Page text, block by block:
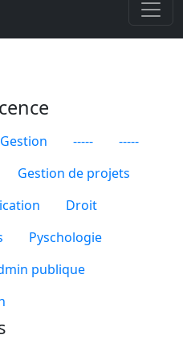
Gestion -----
-----
Gestion de projets
Droit
Pyschologie
publique